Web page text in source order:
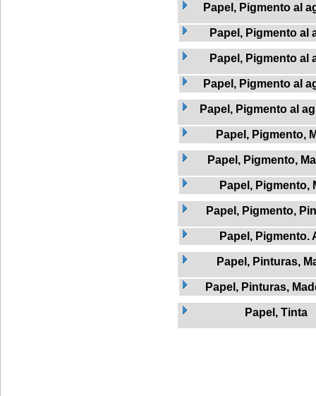
Papel, Pigmento al
Papel, Pigmento al
Papel, Pigmento al
Papel, Pigmento al
Papel, Pigmento al
Papel, Pigmento,
Papel, Pigmento,
Papel, Pigmento,
Papel, Pigmento,
Papel, Pigmento.
Papel, Pinturas,
Papel, Pinturas,
Papel, Tinta